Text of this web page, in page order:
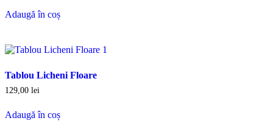
Adaugă în coș
Tablou Licheni Floare
129,00 lei
Adaugă în coș